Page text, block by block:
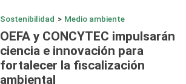
Sostenibilidad > Medio ambiente
OEFA y CONCYTEC impulsarán
ciencia e innovación para
fortalecer la fiscalización
ambiental